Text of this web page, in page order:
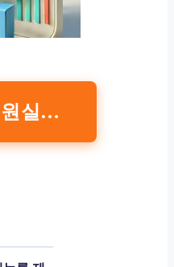
목포경찰서 민원실 | 카카오맵